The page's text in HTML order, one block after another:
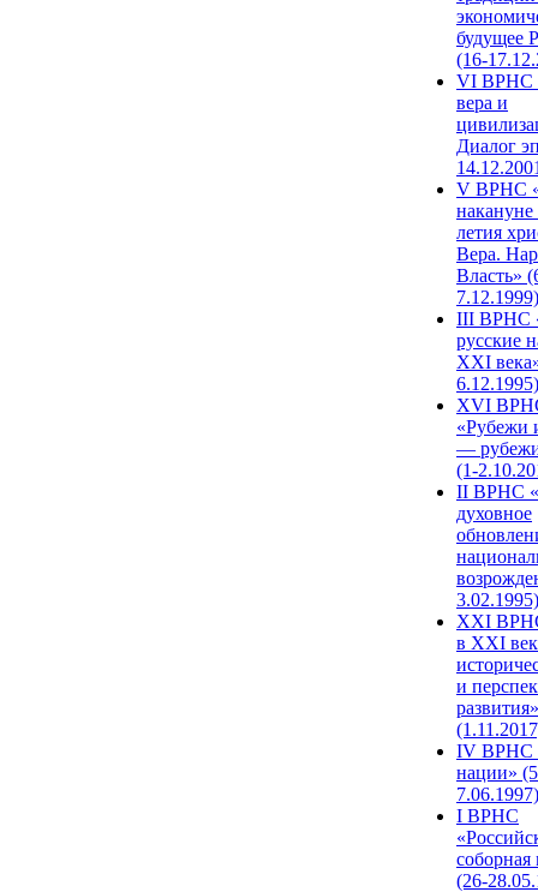
будущее
(16-
VI ВРНС
вера и
Диалог
V ВРНС
накануне
летия
Вера.
Власть»
7.12.1999)
III ВРНС
русские
XXI
6.12.1995)
XVI
«Рубежи
—
(1-
II ВРНС
духовное
3.02.1995)
XХI
в XXI
и
развития»
IV ВРНС
нации»
7.06.1997)
I ВРНС
(26-